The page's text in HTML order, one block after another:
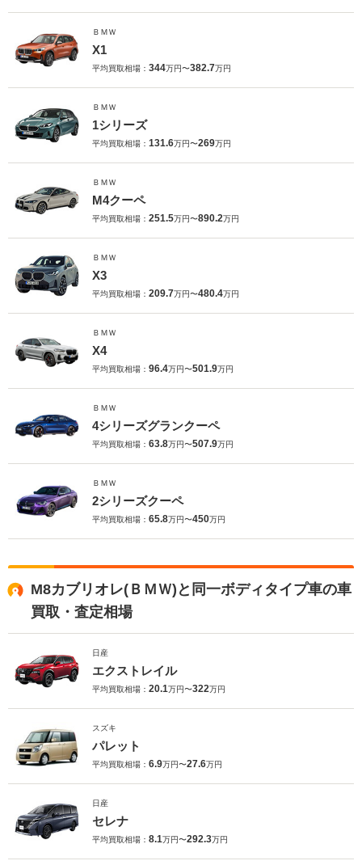
ＢＭＷ
X1
平均買取相場： 344万円〜382.7万円
ＢＭＷ
1シリーズ
平均買取相場： 131.6万円〜269万円
ＢＭＷ
M4クーペ
平均買取相場： 251.5万円〜890.2万円
ＢＭＷ
X3
平均買取相場： 209.7万円〜480.4万円
ＢＭＷ
X4
平均買取相場： 96.4万円〜501.9万円
ＢＭＷ
4シリーズグランクーペ
平均買取相場： 63.8万円〜507.9万円
ＢＭＷ
2シリーズクーペ
平均買取相場： 65.8万円〜450万円
M8カブリオレ(ＢＭＷ)と同一ボディタイプ車の車
買取・査定相場
日産
エクストレイル
平均買取相場： 20.1万円〜322万円
スズキ
パレット
平均買取相場： 6.9万円〜27.6万円
日産
セレナ
平均買取相場： 8.1万円〜292.3万円